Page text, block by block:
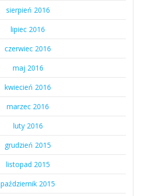
sierpień 2016
lipiec 2016
czerwiec 2016
maj 2016
kwiecień 2016
marzec 2016
luty 2016
grudzień 2015
listopad 2015
październik 2015